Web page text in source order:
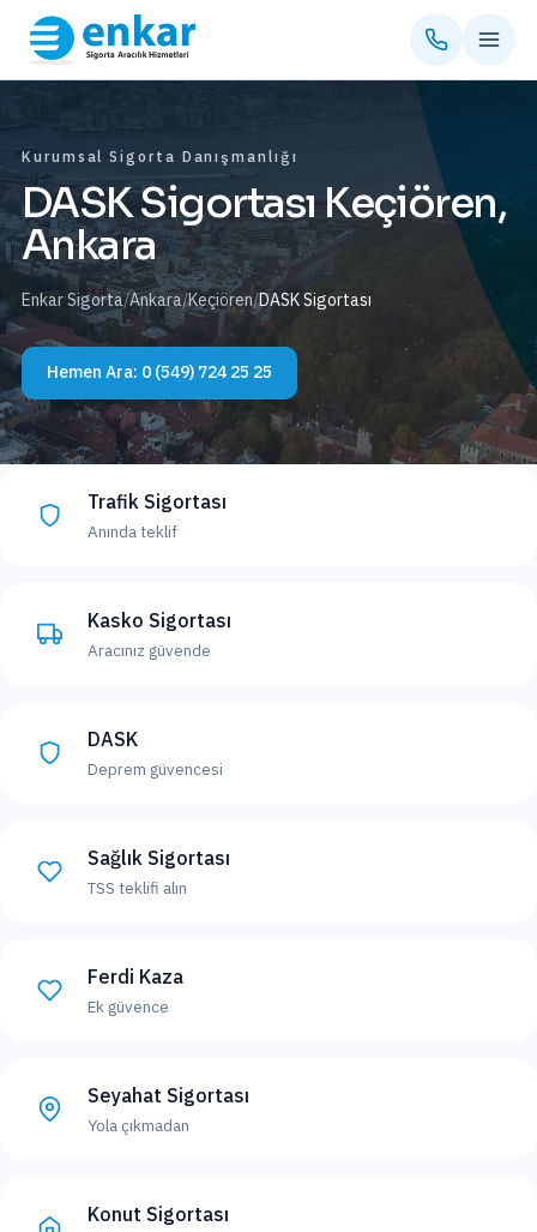
Kurumsal Sigorta Danışmanlığı
DASK Sigortası Keçiören,
Ankara
Enkar Sigorta/Ankara/Keçiören/DASK Sigortası
Hemen Ara: 0 (549) 724 25 25
Trafik Sigortası
Anında teklif
Kasko Sigortası
Aracınız güvende
DASK
Deprem güvencesi
Sağlık Sigortası
TSS teklifi alın
Ferdi Kaza
Ek güvence
Seyahat Sigortası
Yola çıkmadan
Konut Sigortası